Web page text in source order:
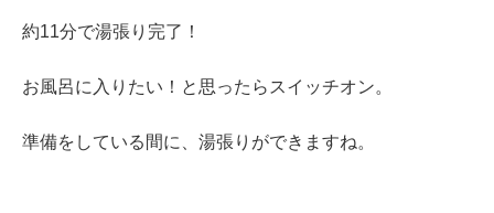
約11分で湯張り完了！
お風呂に入りたい！と思ったらスイッチオン。
準備をしている間に、湯張りができますね。